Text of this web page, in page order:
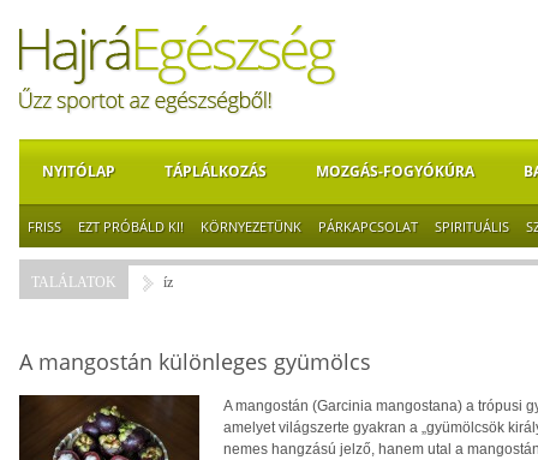
NYITÓLAP TÁPLÁLKOZÁS MOZGÁS-FOGYÓKÚRA
FRISS EZT PRÓBÁLD KI! KÖRNYEZETÜNK PÁRKAPCSOLAT SPIRITUÁLIS
TALÁLATOK íz
A mangostán különleges gyümölcs
A mangostán (Garcinia mangostana) a trópusi
amelyet világszerte gyakran a „gyümölcsök
nemes hangzású jelző, hanem utal a